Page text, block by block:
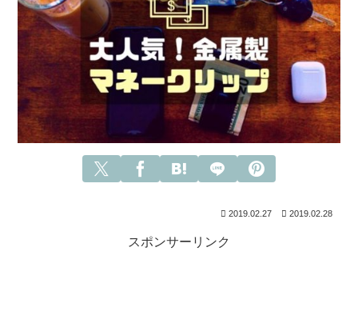
2019.02.27 2019.02.28
スポンサーリンク